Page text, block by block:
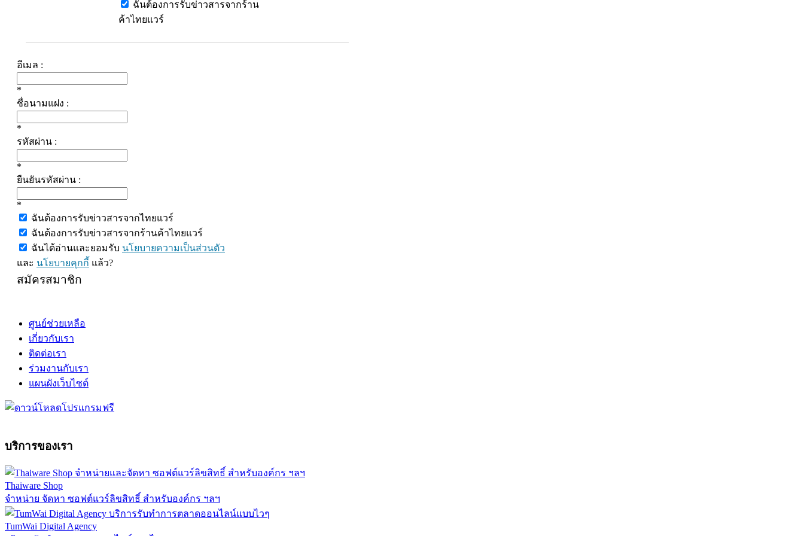
ฉันต้องการรับข่าวสารจากร้าน
ค้าไทยแวร์
อีเมล :
*
ชื่อนามแฝง :
*
รหัสผ่าน :
*
ยืนยันรหัสผ่าน :
*
ฉันต้องการรับข่าวสารจากไทยแวร์
ฉันต้องการรับข่าวสารจากร้านค้าไทยแวร์
ฉันได้อ่านและยอมรับ นโยบายความเป็นส่วนตัว
และ นโยบายคุกกี้ แล้ว?
สมัครสมาชิก
ศูนย์ช่วยเหลือ
เกี่ยวกับเรา
ติดต่อเรา
ร่วมงานกับเรา
แผนผังเว็บไซต์
บริการของเรา
Thaiware Shop
จำหน่าย จัดหา ซอฟต์แวร์ลิขสิทธิ์ สำหรับองค์กร ฯลฯ
TumWai Digital Agency